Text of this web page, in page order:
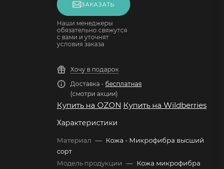
ЗАКАЗАТЬ
Наши менеджеры
обязательно свяжутся
с вами и уточнят
условия заказа
Хочу в подарок
Доставка - бесплатная
(смотри акции)
Купить на OZON Купить на Wildberries
Характеристики
Материал — Кожа - Микрофибра высший
сорт
Модель продукции — Кожа микрофибра